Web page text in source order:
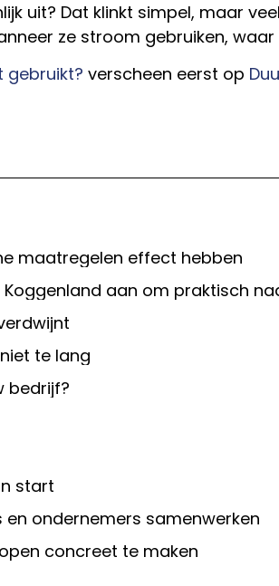
uit? Dat klinkt simpel, maar
ze stroom gebruiken, waar
gebruikt? verscheen eerst op
maatregelen effect hebben
aan om praktisch
te lang
bedrijf?
start
ondernemers samenwerken
concreet te maken